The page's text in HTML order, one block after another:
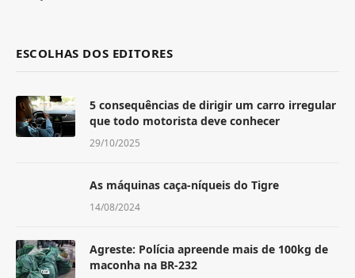
ESCOLHAS DOS EDITORES
5 consequências de dirigir um carro irregular
que todo motorista deve conhecer
29/10/2025
As máquinas caça-níqueis do Tigre
14/08/2024
Agreste: Polícia apreende mais de 100kg de
maconha na BR-232